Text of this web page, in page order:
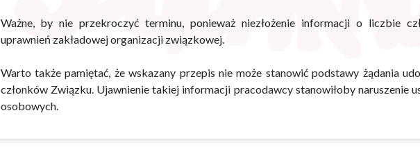
Ważne, by nie przekroczyć terminu, ponieważ niezłożenie informacji o liczbie
uprawnień zakładowej organizacji związkowej.
Warto także pamiętać, że wskazany przepis nie może stanowić podstawy żądania
członków Związku. Ujawnienie takiej informacji pracodawcy stanowiłoby naruszenie
osobowych.